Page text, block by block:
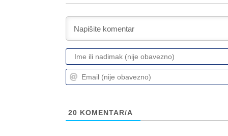
20 KOMENTAR/A